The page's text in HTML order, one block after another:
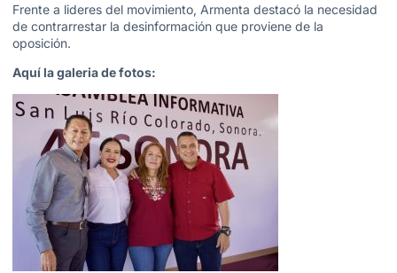
Frente a lideres del movimiento, Armenta destacó la necesidad
de contrarrestar la desinformación que proviene de la
oposición.
Aquí la galeria de fotos: